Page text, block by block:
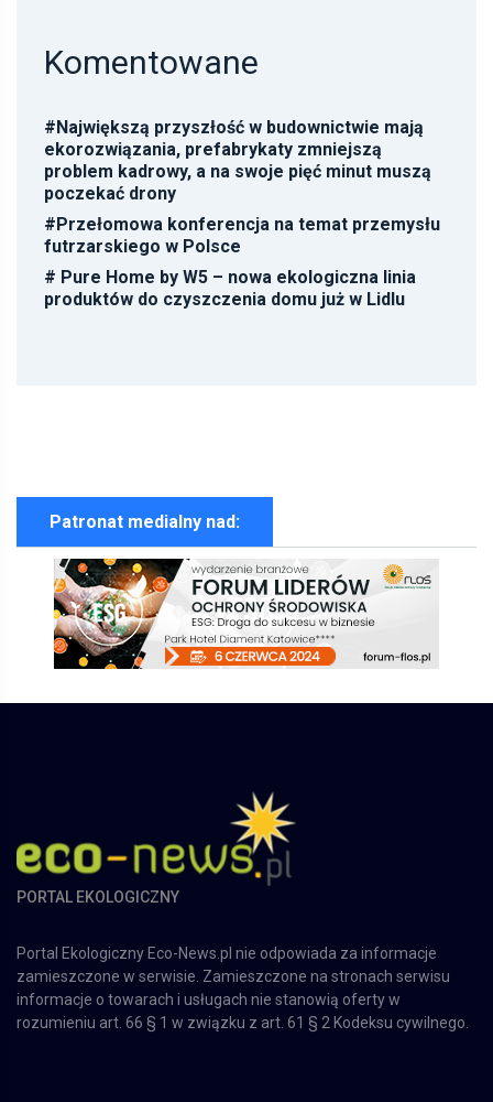
Komentowane
#Największą przyszłość w budownictwie mają
ekorozwiązania, prefabrykaty zmniejszą
problem kadrowy, a na swoje pięć minut muszą
poczekać drony
#Przełomowa konferencja na temat przemysłu
futrzarskiego w Polsce
# Pure Home by W5 – nowa ekologiczna linia
produktów do czyszczenia domu już w Lidlu
Patronat medialny nad:
Portal Ekologiczny Eco-News.pl nie odpowiada za informacje
zamieszczone w serwisie. Zamieszczone na stronach serwisu
informacje o towarach i usługach nie stanowią oferty w
O nas